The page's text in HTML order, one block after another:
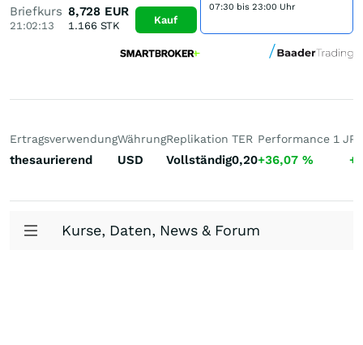
Briefkurs
21:02:13
8,728 EUR
1.166STK Kauf
07:30 bis 23:00 Uhr
Ertragsverwendung
thesaurierend
Währung
USD
Replikation
Vollständig
TER
0,20
Performance 1 J
+36,07 %
Kurse, Daten, News & Forum